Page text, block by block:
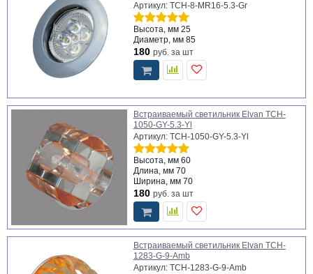
Артикул: TCH-8-MR16-5.3-Gr
Высота, мм 25
Диаметр, мм 85
180 руб. за шт
Встраиваемый светильник Elvan TCH-
1050-GY-5.3-Yl
Артикул: TCH-1050-GY-5.3-Yl
Высота, мм 60
Длина, мм 70
Ширина, мм 70
180 руб. за шт
Встраиваемый светильник Elvan TCH-
1283-G-9-Amb
Артикул: TCH-1283-G-9-Amb